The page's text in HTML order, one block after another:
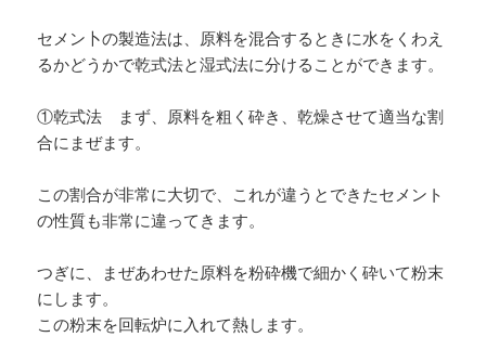
セメン卜の製造法は、原料を混合するときに水をくわえ
るかどうかで乾式法と湿式法に分けることができます。
①乾式法 まず、原料を粗く砕き、乾燥させて適当な割
合にまぜます。
この割合が非常に大切で、これが違うとできたセメント
の性質も非常に違ってきます。
つぎに、まぜあわせた原料を粉砕機で細かく砕いて粉末
にします。
この粉末を回転炉に入れて熱します。